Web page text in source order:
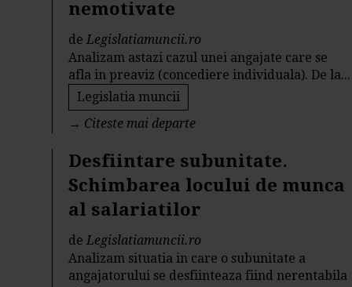
nemotivate
deLegislatiamuncii.ro
Analizam astazi cazul unei angajate care se
afla in preaviz (concediere individuala). De la...
Legislatia muncii
→ Citeste mai departe
Desfiintare subunitate.
Schimbarea locului de munca
al salariatilor
deLegislatiamuncii.ro
Analizam situatia in care o subunitate a
angajatorului se desfiinteaza fiind nerentabila